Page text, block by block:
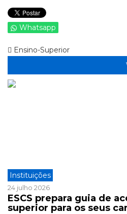
Whatsapp
Ensino-Superior
Instituições
24 julho 2026
ESCS prepara guia de
superior para os seus